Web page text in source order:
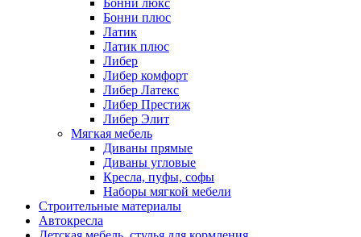
Бонни люкс
Бонни плюс
Латик
Латик плюс
Либер
Либер комфорт
Либер Латекс
Либер Престиж
Либер Элит
Мягкая мебель
Диваны прямые
Диваны угловые
Кресла, пуфы, софы
Наборы мягкой мебели
Строительные материалы
Автокресла